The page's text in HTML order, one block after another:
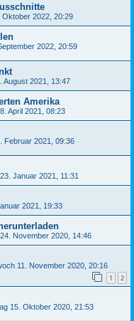
Oktober 2022, 20:29
2022, 20:59
August 2021, 13:47
Amerika
April 2021, 08:23
Februar 2021, 09:36
Januar 2021, 11:31
2021, 19:33
November 2020, 14:46
11. November 2020, 20:16
1 2
15. Oktober 2020, 21:53